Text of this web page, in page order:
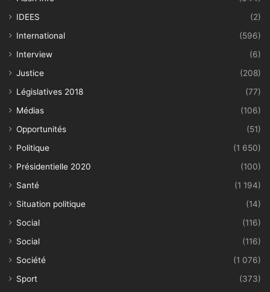
IDEES
(2)
International
(596)
Interview
(6)
Justice
(208)
Législatives 2018
(77)
Médias
(106)
Opportunités
(51)
Politique
(1 650)
Présidentielle 2020
(100)
Santé
(1 194)
Situation politique
(14)
Social
(116)
Social
(116)
Société
(1 076)
Sport
(373)